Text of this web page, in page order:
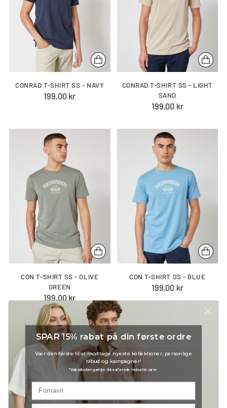
CONRAD T-SHIRT SS - NAVY
199,00 kr
CONRAD T-SHIRT SS - LIGHT
SAND
199,00 kr
CON T-SHIRT SS - OLIVE
GREEN
199,00 kr
CON T-SHIRT SS - BLUE
199,00 kr
SPAR 15% rabat på din første ordre
Vær den første til at modtage nyeste kollektioner, personlige
tilbud og kampagner!
*Rabatkoden gælder ikke allerede nedsatte varer